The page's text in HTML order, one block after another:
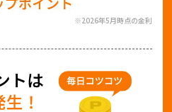
※2026年5月時点の金利